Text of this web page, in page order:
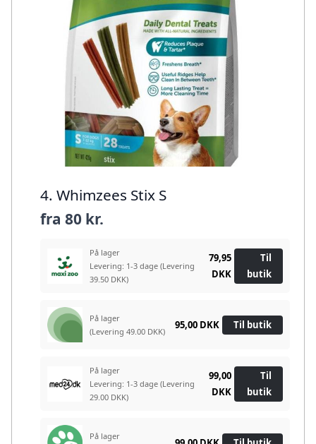
4. Whimzees Stix S
fra 80 kr.
På lager
Levering: 1-3 dage (Levering
39.50 DKK)
79,95
DKK
Til
butik
På lager
(Levering 49.00 DKK)
95,00 DKK Til butik
På lager
Levering: 1-3 dage (Levering
29.00 DKK)
99,00
DKK
Til
butik
På lager